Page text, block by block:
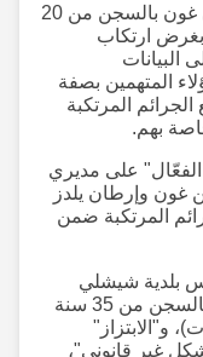
في لائحة الاتهام التي طلبت الحكم على غون بالسجن من 20
ارتكاب
المتهمين بصفة
المرتكبة
بهم.
على مديري
وإرطان يلدز
المرتكبة ضمن
بلدية شيشلي
رسول أمراه شاهان المبعد بعد توقيفه بالسجن من 35 سنة
الرشوة" (5 مرات)، و"الابتزاز"
غير قانوني"،